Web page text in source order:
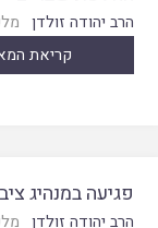
הרב יהודה זולדן
קריאת
פגיעה במנהיג
הרב יהודה זולדן